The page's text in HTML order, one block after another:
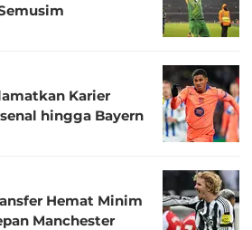
Karier
hingga Bayern
Hemat Minim
Manchester